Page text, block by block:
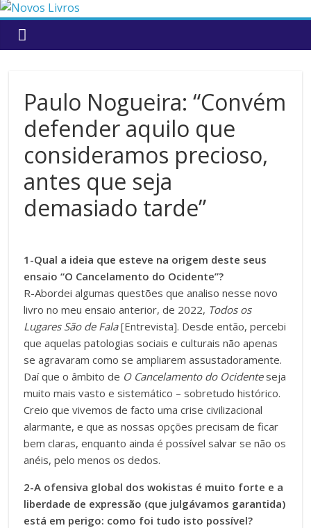
content
Paulo Nogueira: “Convém
defender aquilo que
consideramos precioso,
antes que seja
demasiado tarde”
1-Qual a ideia que esteve na origem deste seus
ensaio “O Cancelamento do Ocidente”?
R-Abordei algumas questões que analiso nesse novo
livro no meu ensaio anterior, de 2022, Todos os
Lugares São de Fala[Entrevista]. Desde então, percebi
que aquelas patologias sociais e culturais não apenas
se agravaram como se ampliarem assustadoramente.
Daí que o âmbito de O Cancelamento do Ocidenteseja
muito mais vasto e sistemático – sobretudo histórico.
Creio que vivemos de facto uma crise civilizacional
alarmante, e que as nossas opções precisam de ficar
bem claras, enquanto ainda é possível salvar se não os
anéis, pelo menos os dedos.
2-A ofensiva global dos wokistas é muito forte e a
liberdade de expressão (que julgávamos garantida)
está em perigo: como foi tudo isto possível?